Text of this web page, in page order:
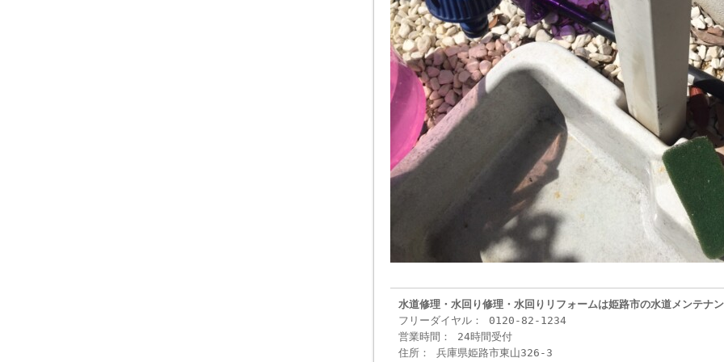
水道修理・水回り修理・水回りリフォームは姫路市の水道メンテナ
フリーダイヤル： 0120-82-1234
営業時間： 24時間受付
住所： 兵庫県姫路市東山326-3